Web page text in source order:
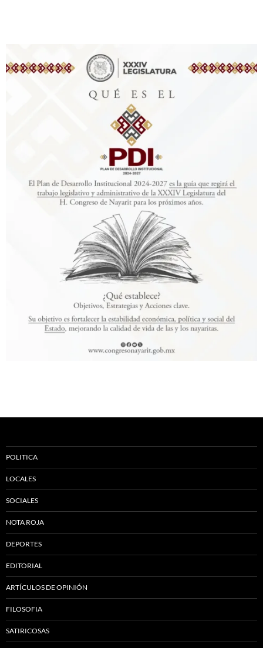
POLITICA
LOCALES
SOCIALES
NOTA ROJA
DEPORTES
EDITORIAL
ARTÍCULOS DE OPINIÓN
FILOSOFIA
SATIRICOSAS